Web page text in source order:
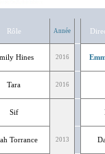
Rôle Année
Hines 2016
Tara 2016
Sif
2013
Torrance